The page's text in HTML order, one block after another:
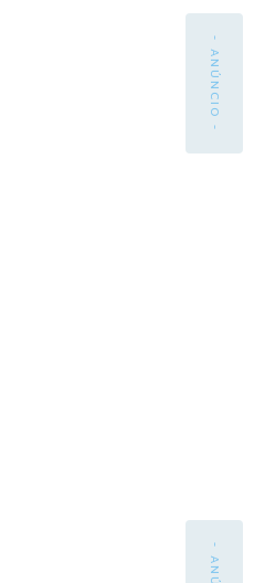
- ANÚNCIO -